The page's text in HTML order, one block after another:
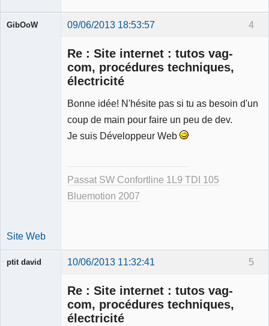
4
GibOoW 09/06/2013 18:53:57
Re : Site internet : tutos vag-
com, procédures techniques,
électricité
Bonne idée! N'hésite pas si tu as besoin d'un
coup de main pour faire un peu de dev.
Je suis Développeur Web
Passat SW Confortline 1L9 TDI 105
Bluemotion 2007
Site Web
5
ptit david 10/06/2013 11:32:41
Re : Site internet : tutos vag-
com, procédures techniques,
électricité